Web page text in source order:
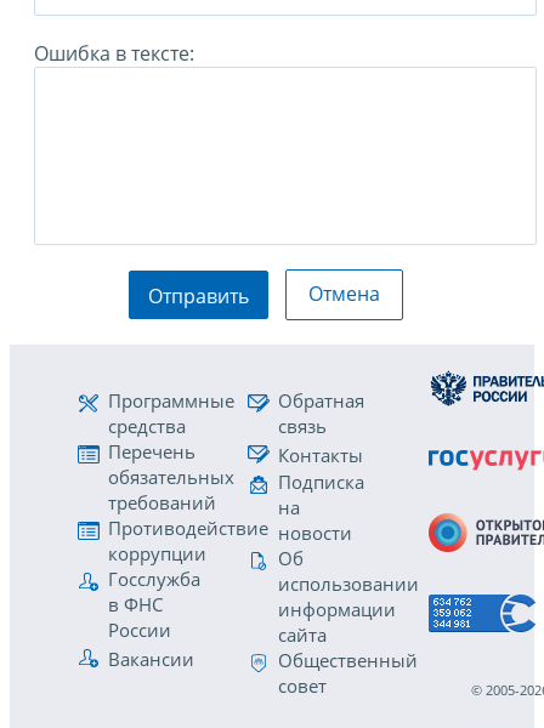
Ошибка в тексте:
Отправить Отмена
Программные
средства
Перечень
обязательных
требований
Противодействие
коррупции
Госслужба
в ФНС
России
Вакансии
Обратная
связь
Контакты
Подписка
на
новости
Об
использовании
информации
сайта
Общественный
совет
© 2005-